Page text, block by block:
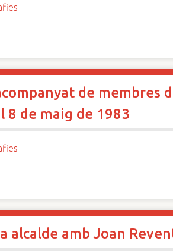
de membres
8 de maig de 1983
alcalde amb Joan